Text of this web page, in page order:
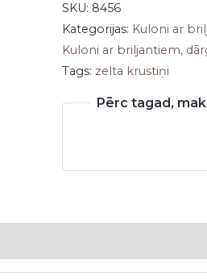
SKU: 8456
Kategorijas: Kuloni ar
Kuloni ar briljantiem,
Tags: zelta krustiņi
Pērc tagad,